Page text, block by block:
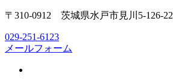
〒310-0912 茨城県水戸市見川5-126-22
029-251-6123
メールフォーム